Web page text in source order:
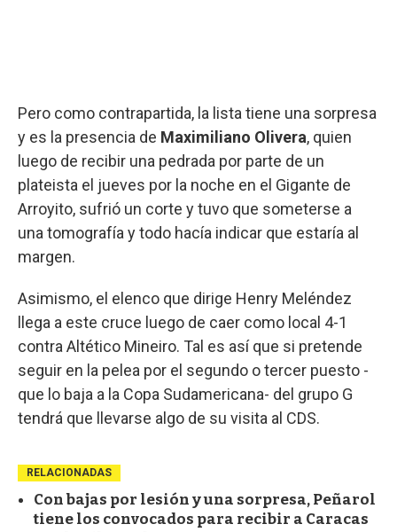
Pero como contrapartida, la lista tiene una sorpresa
y es la presencia de Maximiliano Olivera, quien
luego de recibir una pedrada por parte de un
plateista el jueves por la noche en el Gigante de
Arroyito, sufrió un corte y tuvo que someterse a
una tomografía y todo hacía indicar que estaría al
margen.
Asimismo, el elenco que dirige Henry Meléndez
llega a este cruce luego de caer como local 4-1
contra Altético Mineiro. Tal es así que si pretende
seguir en la pelea por el segundo o tercer puesto -
que lo baja a la Copa Sudamericana- del grupo G
tendrá que llevarse algo de su visita al CDS.
RELACIONADAS
Con bajas por lesión y una sorpresa, Peñarol
tiene los convocados para recibir a Caracas